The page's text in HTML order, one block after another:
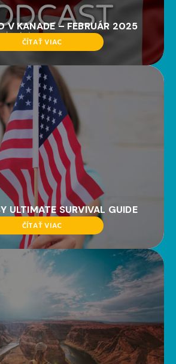
V KANADE – FEBRUÁR 2025
ČÍTAŤ VIAC
ULTIMATE SURVIVAL GUIDE
ČÍTAŤ VIAC